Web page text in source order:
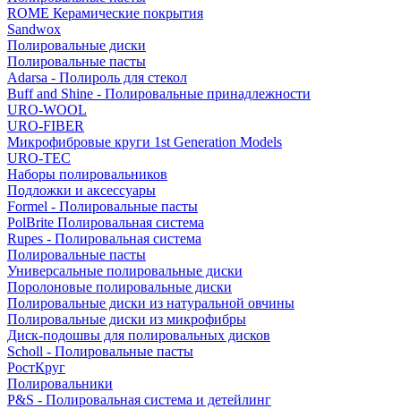
ROME Керамические покрытия
Sandwox
Полировальные диски
Полировальные пасты
Adarsa - Полироль для стекол
Buff and Shine - Полировальные принадлежности
URO-WOOL
URO-FIBER
Микрофибровые круги 1st Generation Models
URO-TEC
Наборы полировальников
Подложки и аксессуары
Formel - Полировальные пасты
PolBrite Полировальная система
Rupes - Полировальная система
Полировальные пасты
Универсальные полировальные диски
Поролоновые полировальные диски
Полировальные диски из натуральной овчины
Полировальные диски из микрофибры
Диск-подошвы для полировальных дисков
Scholl - Полировальные пасты
РостКруг
Полировальники
P&S - Полировальная система и детейлинг